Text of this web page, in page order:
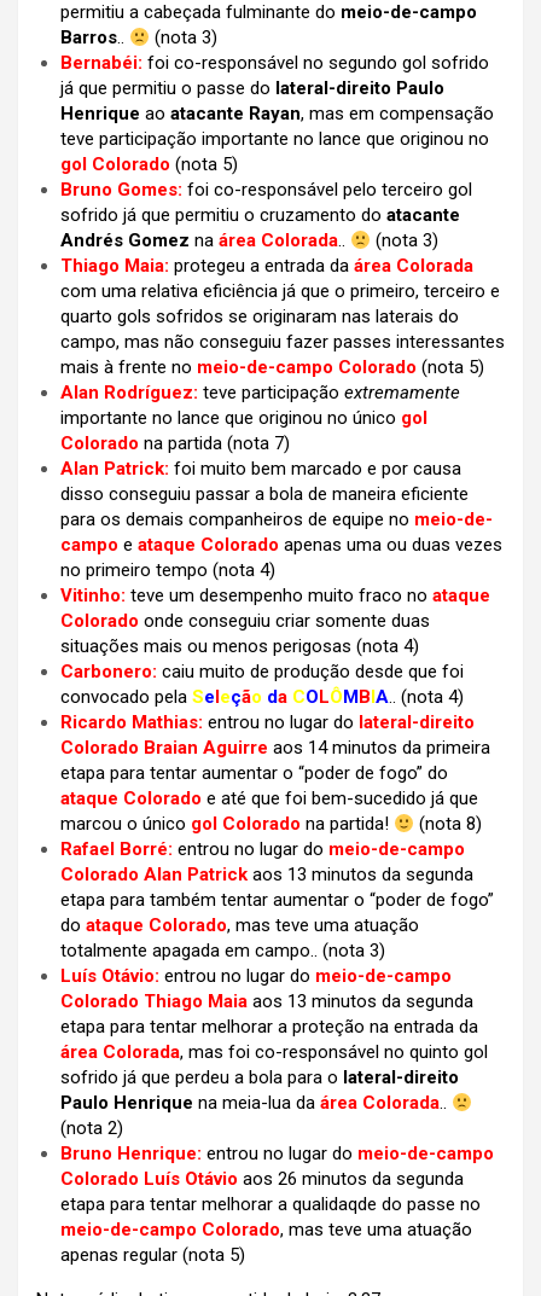
permitiu a cabeçada fulminante do meio-de-campo
Barros..
(nota 3)
Bernabéi: foi co-responsável no segundo gol sofrido
já que permitiu o passe do lateral-direito Paulo
Henrique ao atacante Rayan, mas em compensação
teve participação importante no lance que originou no
gol Colorado (nota 5)
Bruno Gomes: foi co-responsável pelo terceiro gol
sofrido já que permitiu o cruzamento do atacante
Andrés Gomez na área Colorada..
(nota 3)
Thiago Maia: protegeu a entrada da área Colorada
com uma relativa eficiência já que o primeiro, terceiro e
quarto gols sofridos se originaram nas laterais do
campo, mas não conseguiu fazer passes interessantes
mais à frente no meio-de-campo Colorado (nota 5)
Alan Rodríguez: teve participação extremamente
importante no lance que originou no único gol
Colorado na partida (nota 7)
Alan Patrick: foi muito bem marcado e por causa
disso conseguiu passar a bola de maneira eficiente
para os demais companheiros de equipe no meio-de-
campo e ataque Colorado apenas uma ou duas vezes
no primeiro tempo (nota 4)
Vitinho: teve um desempenho muito fraco no ataque
Colorado onde conseguiu criar somente duas
situações mais ou menos perigosas (nota 4)
Carbonero: caiu muito de produção desde que foi
convocado pela Seleção da COLÔMBIA.. (nota 4)
Ricardo Mathias: entrou no lugar do lateral-direito
Colorado Braian Aguirre aos 14 minutos da primeira
etapa para tentar aumentar o “poder de fogo” do
ataque Colorado e até que foi bem-sucedido já que
marcou o único gol Colorado na partida!
(nota 8)
Rafael Borré: entrou no lugar do meio-de-campo
Colorado Alan Patrick aos 13 minutos da segunda
etapa para também tentar aumentar o “poder de fogo”
do ataque Colorado, mas teve uma atuação
totalmente apagada em campo.. (nota 3)
Luís Otávio: entrou no lugar do meio-de-campo
Colorado Thiago Maia aos 13 minutos da segunda
etapa para tentar melhorar a proteção na entrada da
área Colorada, mas foi co-responsável no quinto gol
sofrido já que perdeu a bola para o lateral-direito
Paulo Henrique na meia-lua da área Colorada..
(nota 2)
Bruno Henrique: entrou no lugar do meio-de-campo
Colorado Luís Otávio aos 26 minutos da segunda
etapa para tentar melhorar a qualidaqde do passe no
meio-de-campo Colorado, mas teve uma atuação
apenas regular (nota 5)